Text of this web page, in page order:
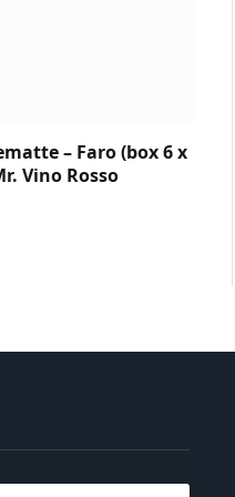
– Faro (box 6 x
Vino Rosso